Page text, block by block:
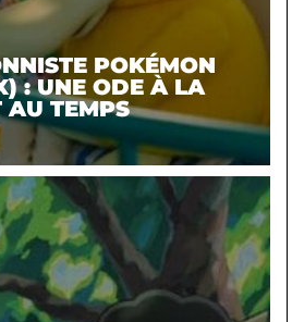
POKÉMON
: UNE ODE À LA
AU TEMPS